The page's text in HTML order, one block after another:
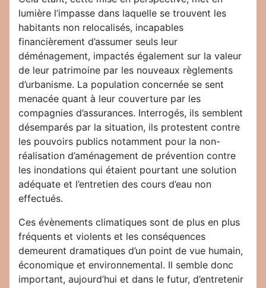
lumière l’impasse dans laquelle se trouvent les
habitants non relocalisés, incapables
financièrement d’assumer seuls leur
déménagement, impactés également sur la valeur
de leur patrimoine par les nouveaux règlements
d’urbanisme. La population concernée se sent
menacée quant à leur couverture par les
compagnies d’assurances. Interrogés, ils semblent
désemparés par la situation, ils protestent contre
les pouvoirs publics notamment pour la non-
réalisation d’aménagement de prévention contre
les inondations qui étaient pourtant une solution
adéquate et l’entretien des cours d’eau non
effectués.
Ces évènements climatiques sont de plus en plus
fréquents et violents et les conséquences
demeurent dramatiques d’un point de vue humain,
économique et environnemental. Il semble donc
important, aujourd’hui et dans le futur, d’entretenir